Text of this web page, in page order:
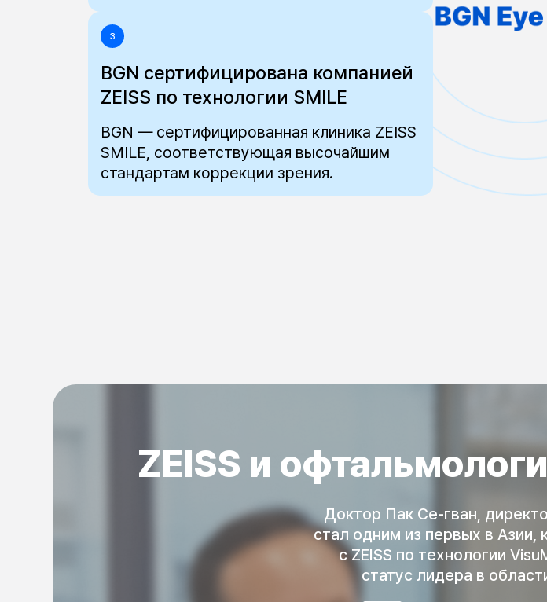
3
BGN сертифицирована компанией
ZEISS по технологии SMILE
BGN — сертифицированная клиника ZEISS
SMILE, соответствующая высочайшим
стандартам коррекции зрения.
ZEISS и
Доктор Пак Се-гван,
стал одним из первых в Азии,
с ZEISS по технологии
статус лидера в